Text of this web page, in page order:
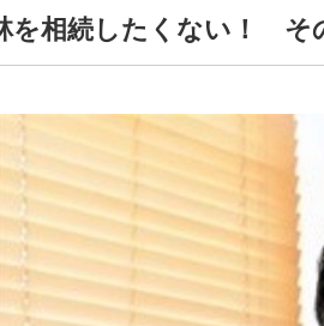
を相続したくない！